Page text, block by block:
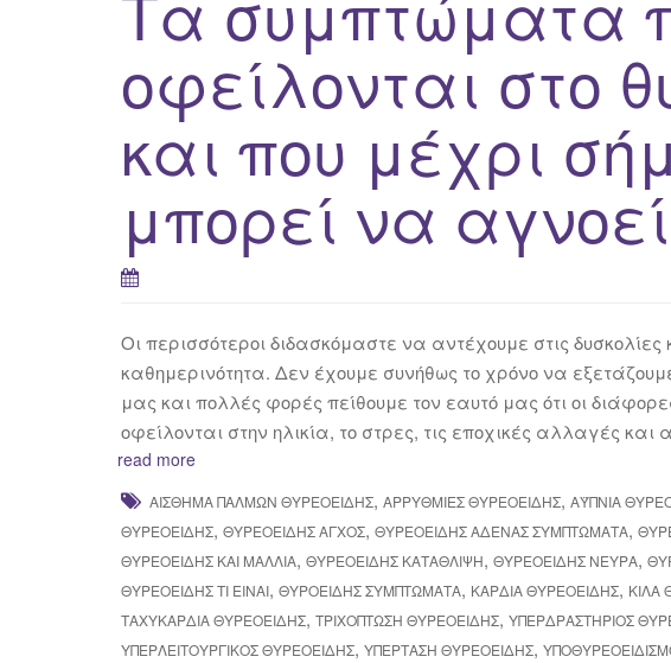
οφείλονται στο
και που μέχρι
μπορεί να
Οι περισσότεροι διδασκόμαστε να αντέχουμε στις δυσκολίες
καθημερινότητα. Δεν έχουμε συνήθως το χρόνο να
μας και πολλές φορές πείθουμε τον εαυτό μας ότι οι
οφείλονται στην ηλικία, το στρες, τις εποχικές αλλαγές
read more
ΑΊΣΘΗΜΑ ΠΑΛΜΏΝ ΘΥΡΕΟΕΙΔΉΣ, ΑΡΡΥΘΜΊΕΣ ΘΥΡΕΟΕΙΔΉΣ, ΑΫΠΝΙΑ
ΘΥΡΕΟΕΙΔΉΣ, ΘΥΡΕΟΕΙΔΉΣ ΆΓΧΟΣ, ΘΥΡΕΟΕΙΔΉΣ ΑΔΈΝΑΣ ΣΥΜΠΤΏΜΑΤΑ,
ΘΥΡΕΟΕΙΔΉΣ ΚΑΙ ΜΑΛΛΙΆ, ΘΥΡΕΟΕΙΔΉΣ ΚΑΤΆΘΛΙΨΗ, ΘΥΡΕΟΕΙΔΉΣ ΝΕΎΡΑ,
ΘΥΡΕΟΕΙΔΉΣ ΤΙ ΕΊΝΑΙ, ΘΥΡΟΕΙΔΉΣ ΣΥΜΠΤΏΜΑΤΑ, ΚΑΡΔΙΆ ΘΥΡΕΟΕΙΔΉΣ, ΚΙΛΆ
ΤΑΧΥΚΑΡΔΊΑ ΘΥΡΕΟΕΙΔΉΣ, ΤΡΙΧΌΠΤΩΣΗ ΘΥΡΕΟΕΙΔΉΣ, ΥΠΕΡΔΡΑΣΤΗΡΙΟΣ
ΥΠΕΡΛΕΙΤΟΥΡΓΙΚΌΣ ΘΥΡΕΟΕΙΔΉΣ, ΥΠΈΡΤΑΣΗ ΘΥΡΕΟΕΙΔΉΣ,